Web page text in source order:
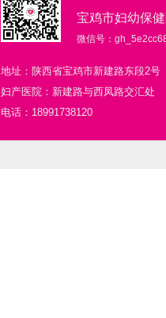
宝鸡市妇幼保
微信号：
地址：陕西省宝鸡市新建路东段2号
妇产医院：新建路与西凤路交汇处
电话：18991738120